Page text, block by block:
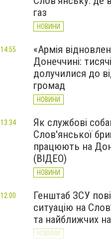
газ
НОВИНИ
«Армія
Донеччині:
долучилися до
громад
НОВИНИ
14:55
Як службові
Слов'янської
працюють на
(ВІДЕО)
НОВИНИ
13:34
Генштаб ЗСУ
ситуацію на
та найближчих
НОВИНИ
12:00